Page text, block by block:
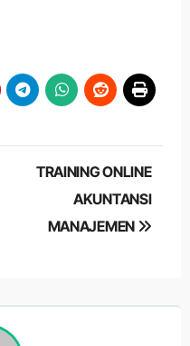
TRAINING ONLINE
AKUNTANSI
MANAJEMEN